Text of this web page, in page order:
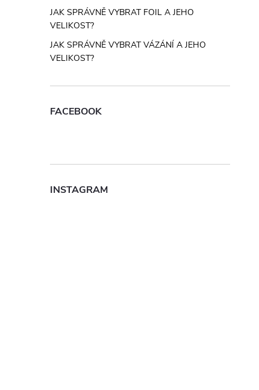
JAK SPRÁVNĚ VYBRAT FOIL A JEHO
VELIKOST?
JAK SPRÁVNĚ VYBRAT VÁZÁNÍ A JEHO
VELIKOST?
FACEBOOK
INSTAGRAM